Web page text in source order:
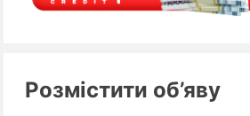
Розмістити об’яву